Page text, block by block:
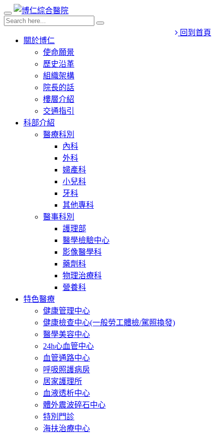
回到首頁
關於博仁
使命願景
歷史沿革
組織架構
院長的話
樓層介紹
交通指引
科部介紹
醫療科別
內科
外科
婦產科
小兒科
牙科
其他專科
醫事科別
護理部
醫學檢驗中心
影像醫學科
藥劑科
物理治療科
營養科
特色醫療
健康管理中心
健康檢查中心(一般勞工體檢/駕照換發)
醫學美容中心
24h心血管中心
血管通路中心
呼吸照護病房
居家護理所
血液透析中心
體外震波碎石中心
特別門診
海扶治療中心